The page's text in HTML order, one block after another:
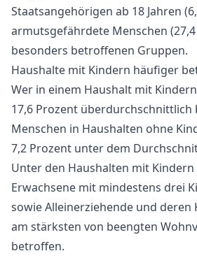
Staatsangehörigen ab 18 Jahren
armutsgefährdete Menschen (27,4
besonders betroffenen Gruppen.
Haushalte mit Kindern häufiger
Wer in einem Haushalt mit
17,6 Prozent überdurchschnittlich
Menschen in Haushalten ohne
7,2 Prozent unter dem
Unter den Haushalten mit
Erwachsene mit mindestens drei
sowie Alleinerziehende und deren
am stärksten von beengten
betroffen.